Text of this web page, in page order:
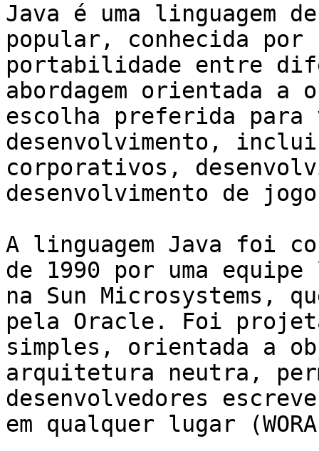
Java é uma linguagem
popular, conhecida por
portabilidade entre
abordagem orientada a
escolha preferida para
desenvolvimento,
corporativos,
desenvolvimento de
A linguagem Java foi
de 1990 por uma
na Sun Microsystems,
pela Oracle. Foi
simples, orientada a
arquitetura neutra,
desenvolvedores
em qualquer lugar